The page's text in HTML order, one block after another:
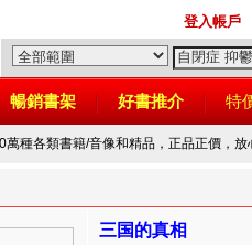
登入帳戶
暢銷書架 好書推介 特
萬種各類書籍/音像和精品，正品正價，
三国的真相